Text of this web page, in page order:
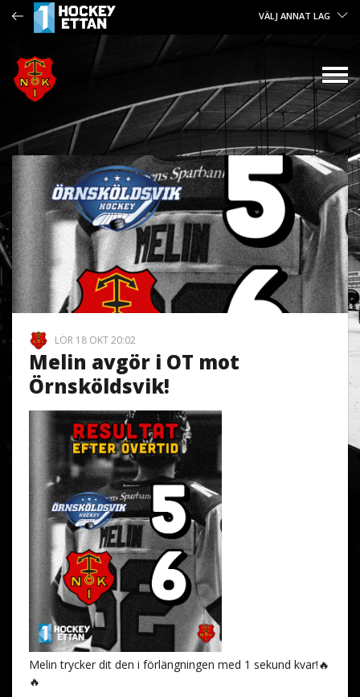
VÄLJ ANNAT LAG
LÖR 18 OKT 20:02
Melin avgör i OT mot
Örnsköldsvik!
Melin trycker dit den i förlängningen med 1 sekund kvar!🔥
🔥